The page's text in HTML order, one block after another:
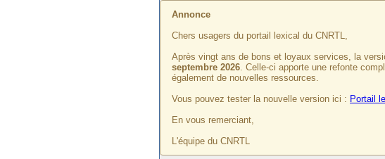
Annonce
Chers usagers du portail lexical du CNRTL,
Après vingt ans de bons et loyaux services, la
septembre 2026. Celle-ci apporte une refonte
également de nouvelles ressources.
Vous pouvez tester la nouvelle version ici : Portail
En vous remerciant,
L'équipe du CNRTL